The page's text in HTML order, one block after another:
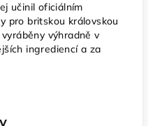
učinil oficiálním
pro britskou královskou
výhradně v
ingrediencí a za